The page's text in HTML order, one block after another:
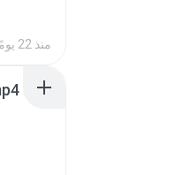
منذ 22 يومًا